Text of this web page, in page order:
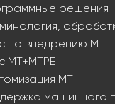
решения
по внедрению МТ
MT+MTPE
MT
машинного